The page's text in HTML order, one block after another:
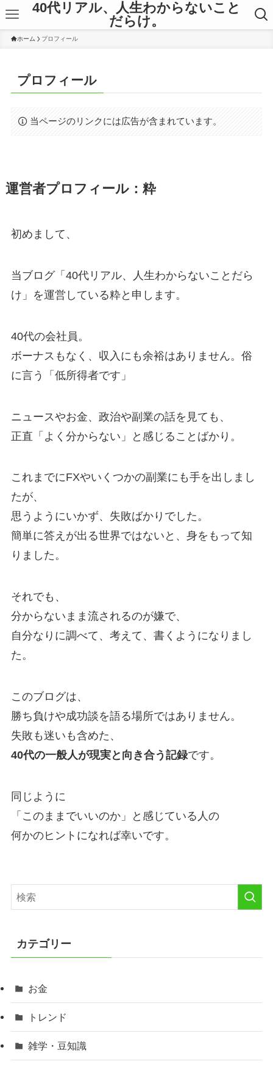
40代リアル、人生わからないこと
だらけ。
ホーム プロフィール
プロフィール
当ページのリンクには広告が含まれています。
運営者プロフィール：粋
初めまして、
当ブログ「40代リアル、人生わからないことだら
け」を運営している粋と申します。
40代の会社員。
ボーナスもなく、収入にも余裕はありません。俗
に言う「低所得者です」
ニュースやお金、政治や副業の話を見ても、
正直「よく分からない」と感じることばかり。
これまでにFXやいくつかの副業にも手を出しまし
たが、
思うようにいかず、失敗ばかりでした。
簡単に答えが出る世界ではないと、身をもって知
りました。
それでも、
分からないまま流されるのが嫌で、
自分なりに調べて、考えて、書くようになりまし
た。
このブログは、
勝ち負けや成功談を語る場所ではありません。
失敗も迷いも含めた、
40代の一般人が現実と向き合う記録です。
同じように
「このままでいいのか」と感じている人の
何かのヒントになれば幸いです。
カテゴリー
お金
トレンド
雑学・豆知識